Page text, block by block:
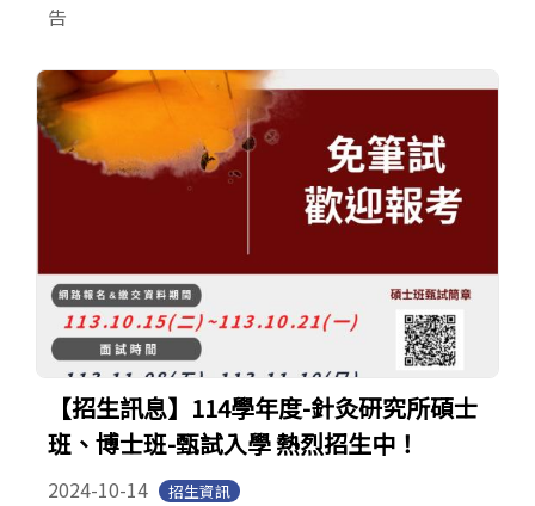
告
【招生訊息】114學年度-針灸研究所碩士
班、博士班-甄試入學 熱烈招生中！
2024-10-14 招生資訊